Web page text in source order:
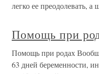
легко ее преодолевать, а
Помощь при
Помощь при родах
63 дней беременности,